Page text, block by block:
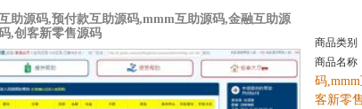
助源码,预付款互助源码,mmm互助源码,金融互助源
,创客新零售源码
商品类别
商品名称
码
客新零